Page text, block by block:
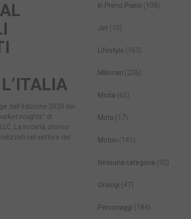
dall’edizione 2020 del
insights” di
La società, storico
nel settore del
In Primo Piano (108)
Jet (10)
Lifestyle (163)
Milionari (226)
Moda (62)
Moto (17)
Motori (141)
Nessuna categoria (32)
Orologi (47)
Personaggi (184)